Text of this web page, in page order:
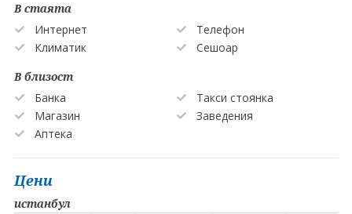
В стаята
Интернет
Телефон
Климатик
Сешоар
В близост
Банка
Такси стоянка
Магазин
Заведения
Аптека
Цени
истанбул